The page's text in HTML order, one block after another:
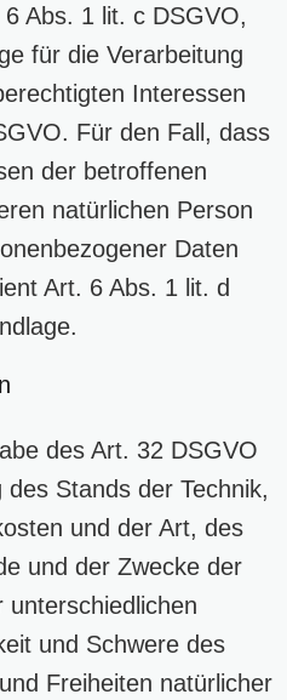
Abs. 1 lit. c DSGVO,
für die Verarbeitung
Interessen
Für den Fall, dass
der betroffenen
natürlichen Person
Daten
Art. 6 Abs. 1 lit. d
des Art. 32 DSGVO
Stands der Technik,
und der Art, des
und der Zwecke der
unterschiedlichen
und Schwere des
Freiheiten natürlicher